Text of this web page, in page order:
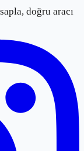
doğru aracı